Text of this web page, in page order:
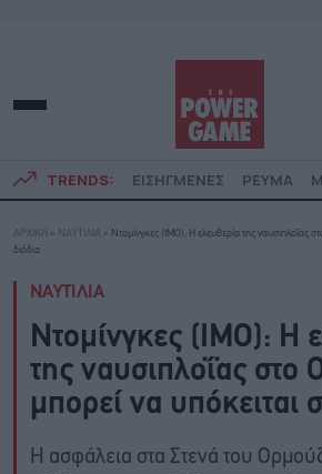
TRENDS: ΕΙΣΗΓΜΕΝΕΣ ΡΕΥΜΑ
ΑΡΧΙΚΗ » ΝΑΥΤΙΛΙΑ » Ντομίνγκες (IMO): Η ελευθερία της ναυσιπλοΐας
διόδια
ΝΑΥΤΙΛΙΑ
Ντομίνγκες (IMO): Η
της ναυσιπλοΐας στο
μπορεί να υπόκειται
Η ασφάλεια στα Στενά του